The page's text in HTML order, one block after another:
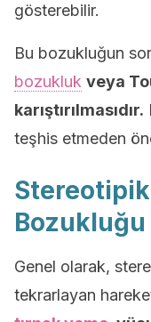
gösterebilir.
Bu bozukluğun
bozukluk veya
karıştırılmasıdır.
teşhis etmeden
Genel olarak,
tekrarlayan